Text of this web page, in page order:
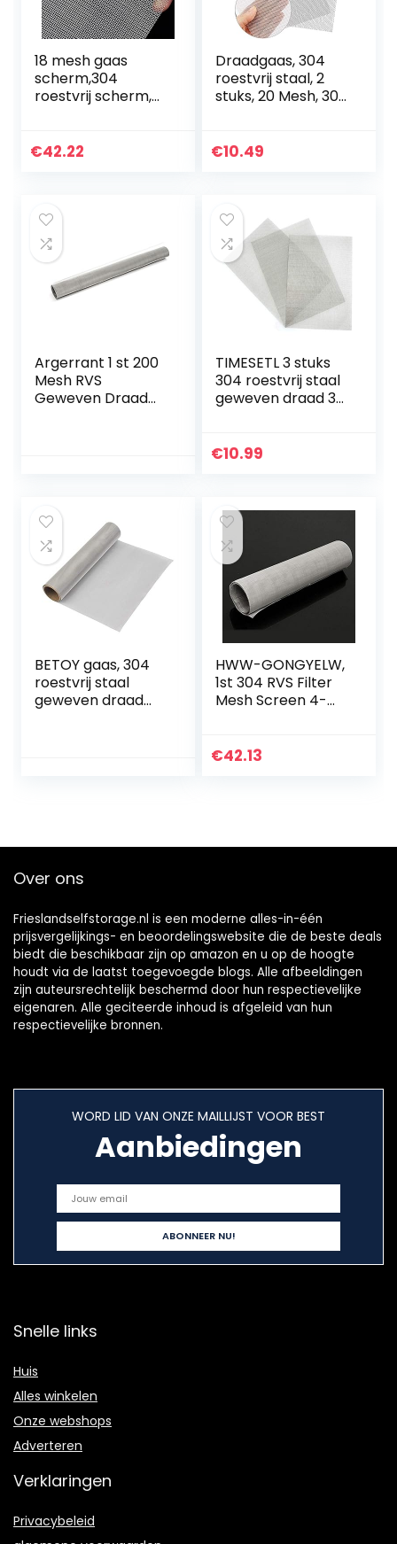
18 mesh gaas
scherm,304
roestvrij scherm,
gaas,anti muis
€42.22
Draadgaas, 304
roestvrij staal, 2
stuks, 20 Mesh, 300
knaagdier-,
€10.49
Argerrant 1 st 200
Mesh RVS
Geweven Draad
TIMESETL 3 stuks
304 roestvrij staal
geweven draad 30
g metalen
€10.99
BETOY gaas, 304
roestvrij staal
geweven draad
HWW-GONGYELW,
1st 304 RVS Filter
Mesh Screen 4-
Metalen Draad
€42.13
Over ons
Frieslandselfstorage.nl is een moderne alles-in-één
prijsvergelijkings- en beoordelingswebsite die de beste deals
biedt die beschikbaar zijn op amazon en u op de hoogte
houdt via de laatst toegevoegde blogs. Alle afbeeldingen
zijn auteursrechtelijk beschermd door hun respectievelijke
eigenaren. Alle geciteerde inhoud is afgeleid van hun
respectievelijke bronnen.
WORD LID VAN ONZE MAILLIJST VOOR BEST
Aanbiedingen
Snelle links
Huis
Alles winkelen
Onze webshops
Adverteren
Verklaringen
Privacybeleid